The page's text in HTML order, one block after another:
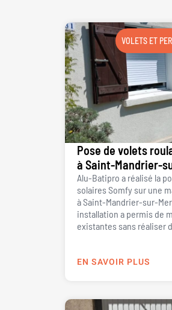
VOLETS ET
Pose de volets
à Saint-Mandrier-
Alu-Batipro a réalisé la
solaires Somfy sur une
à Saint-Mandrier-sur-
installation a permis de
existantes sans réaliser
EN SAVOIR PLUS